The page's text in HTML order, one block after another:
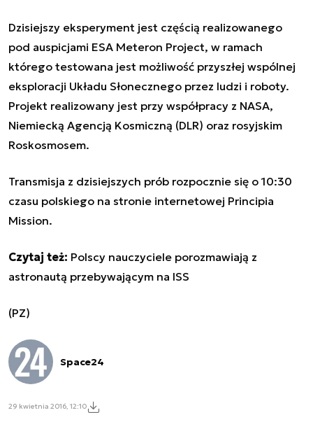
Dzisiejszy eksperyment jest częścią realizowanego
pod auspicjami ESA Meteron Project, w ramach
którego testowana jest możliwość przyszłej wspólnej
eksploracji Układu Słonecznego przez ludzi i roboty.
Projekt realizowany jest przy współpracy z NASA,
Niemiecką Agencją Kosmiczną (DLR) oraz rosyjskim
Roskosmosem.
Transmisja z dzisiejszych prób rozpocznie się o 10:30
czasu polskiego na stronie internetowej Principia
Mission.
Czytaj też: Polscy nauczyciele porozmawiają z
astronautą przebywającym na ISS
(PZ)
Space24
29 kwietnia 2016, 12:10